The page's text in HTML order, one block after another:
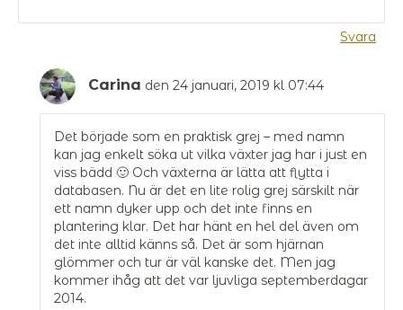
Svara
Carina den 24 januari, 2019 kl 07:44
Det började som en praktisk grej – med namn
kan jag enkelt söka ut vilka växter jag har i just en
viss bädd 🙂 Och växterna är lätta att flytta i
databasen. Nu är det en lite rolig grej särskilt när
ett namn dyker upp och det inte finns en
plantering klar. Det har hänt en hel del även om
det inte alltid känns så. Det är som hjärnan
glömmer och tur är väl kanske det. Men jag
kommer ihåg att det var ljuvliga septemberdagar
2014.